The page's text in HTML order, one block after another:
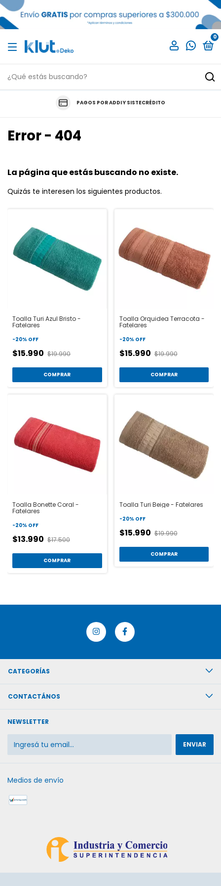
0
PAGOS POR ADDI Y SISTECRÉDITO
Error - 404
La página que estás buscando no existe.
Quizás te interesen los siguientes productos.
Toalla Turi Azul Bristo -
Fatelares
-20% OFF
$15.990 $19.990
COMPRAR
Toalla Orquidea Terracota -
Fatelares
-20% OFF
$15.990 $19.990
COMPRAR
Toalla Bonette Coral -
Fatelares
-20% OFF
$13.990 $17.500
COMPRAR
Toalla Turi Beige - Fatelares
-20% OFF
$15.990 $19.990
COMPRAR
CATEGORÍAS
CONTACTÁNOS
NEWSLETTER
Medios de envío